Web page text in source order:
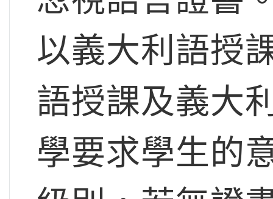
以義大利語授
語授課及義大
學要求學生的